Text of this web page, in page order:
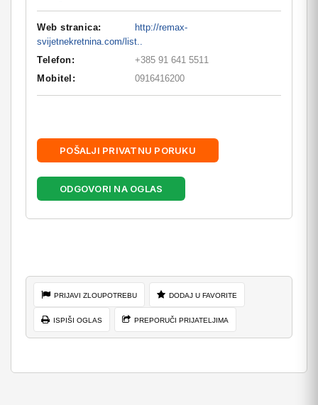
Web stranica:
http://remax-
svijetnekretnina.com/list..
Telefon:
+385 91 641 5511
Mobitel:
0916416200
POŠALJI PRIVATNU PORUKU
ODGOVORI NA OGLAS
PRIJAVI ZLOUPOTREBU DODAJ U FAVORITE
ISPIŠI OGLAS PREPORUČI PRIJATELJIMA